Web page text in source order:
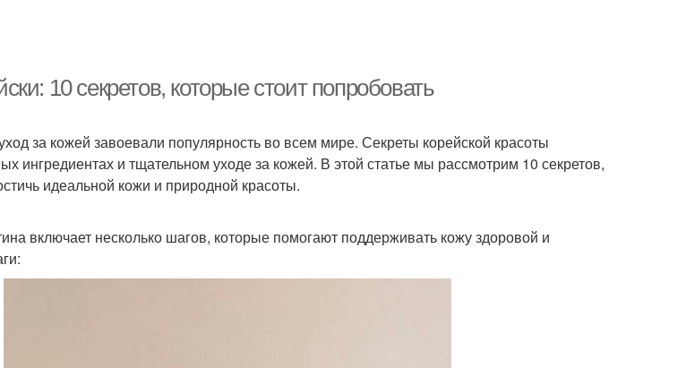
10 секретов, которые стоит попробовать
за кожей завоевали популярность во всем мире. Секреты корейской красоты
ингредиентах и тщательном уходе за кожей. В этой статье мы рассмотрим 10 секретов,
идеальной кожи и природной красоты.
включает несколько шагов, которые помогают поддерживать кожу здоровой и